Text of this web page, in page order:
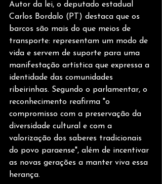
Autor da lei, o deputado estadual
Carlos Bordalo (PT) destaca que os
barcos são mais do que meios de
transporte: representam um modo de
vida e servem de suporte para uma
manifestação artística que expressa a
identidade das comunidades
ribeirinhas. Segundo o parlamentar, o
reconhecimento reafirma "o
compromisso com a preservação da
diversidade cultural e com a
valorização dos saberes tradicionais
do povo paraense", além de incentivar
as novas gerações a manter viva essa
herança.